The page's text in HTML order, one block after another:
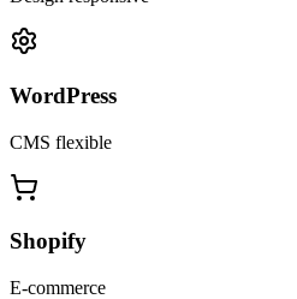
WordPress
CMS flexible
Shopify
E-commerce